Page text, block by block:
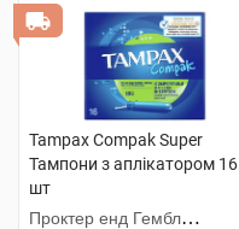
Tampax Compak Super
Тампони з аплікатором 16
шт
Проктер енд Гембл